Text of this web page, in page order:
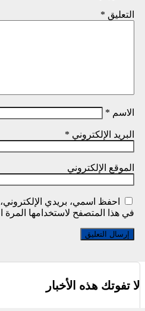
التعليق *
الاسم *
البريد الإلكتروني *
الموقع الإلكتروني
احفظ اسمي، بريدي الإلكتروني،
في هذا المتصفح لاستخدامها المرة
لا تفوتك هذه الأخبار